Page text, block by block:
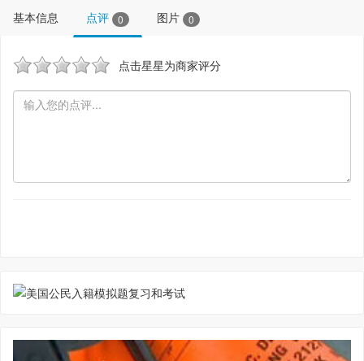
基本信息 点评 0 图片 0
点击星星为商家评分